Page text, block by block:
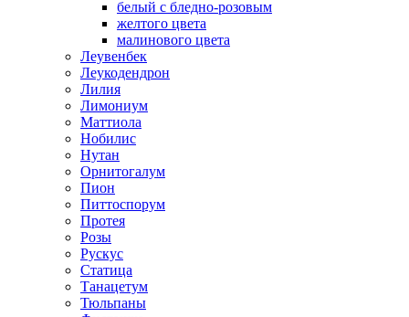
белый с бледно-розовым
желтого цвета
малинового цвета
Леувенбек
Леукодендрон
Лилия
Лимониум
Маттиола
Нобилис
Нутан
Орнитогалум
Пион
Питтоспорум
Протея
Розы
Рускус
Статица
Танацетум
Тюльпаны